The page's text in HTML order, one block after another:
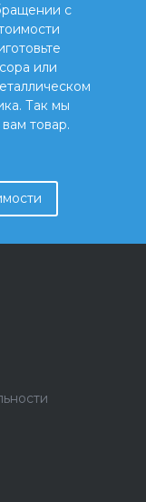
с
или
Так мы
товар.